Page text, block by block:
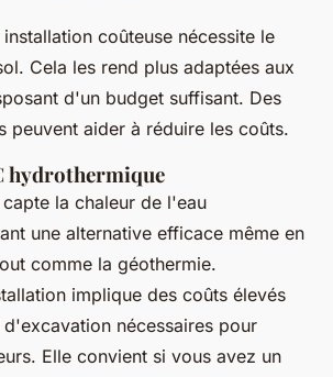
coûteuse nécessite le
Cela les rend plus adaptées aux
d'un budget suffisant. Des
peuvent aider à réduire les coûts.
hydrothermique
la chaleur de l'eau
une alternative efficace même en
comme la géothermie.
implique des coûts élevés
nécessaires pour
Elle convient si vous avez un